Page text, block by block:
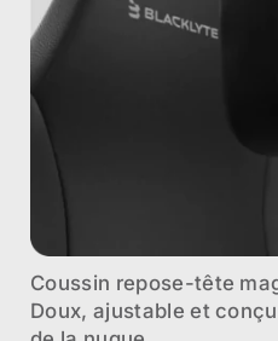
Coussin repose-tête
Doux, ajustable et